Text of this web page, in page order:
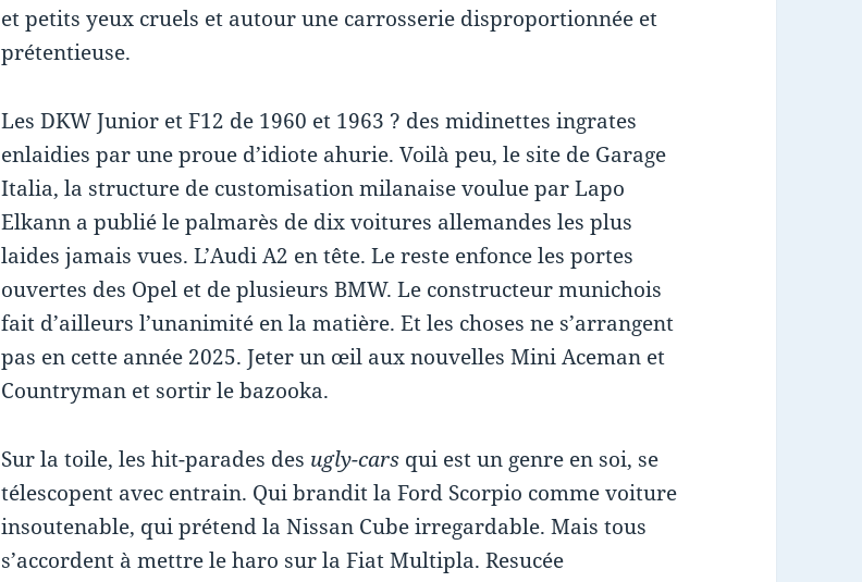
et petits yeux cruels et autour une carrosserie disproportionnée et
prétentieuse.
Les DKW Junior et F12 de 1960 et 1963 ? des midinettes ingrates
enlaidies par une proue d’idiote ahurie. Voilà peu, le site de Garage
Italia, la structure de customisation milanaise voulue par Lapo
Elkann a publié le palmarès de dix voitures allemandes les plus
laides jamais vues. L’Audi A2 en tête. Le reste enfonce les portes
ouvertes des Opel et de plusieurs BMW. Le constructeur munichois
fait d’ailleurs l’unanimité en la matière. Et les choses ne s’arrangent
pas en cette année 2025. Jeter un œil aux nouvelles Mini Aceman et
Countryman et sortir le bazooka.
Sur la toile, les hit-parades des ugly-cars qui est un genre en soi, se
télescopent avec entrain. Qui brandit la Ford Scorpio comme voiture
insoutenable, qui prétend la Nissan Cube irregardable. Mais tous
s’accordent à mettre le haro sur la Fiat Multipla. Resucée